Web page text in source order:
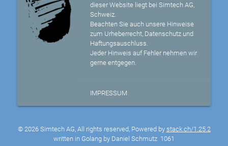
dieser Website liegt bei Simtech AG,
Schweiz.
Beachten Sie auch unsere Hinweise
zum Urheberrecht, Datenschutz und
Haftungsauschluss.
Jeder Hinweis auf Fehler nehmen wir
gerne entgegen.
IMPRESSUM
© 2026 Simtech AG, All rights reserved, Powered by stack.ch/1.25.2
written in Golang by Daniel Schmutz 1061